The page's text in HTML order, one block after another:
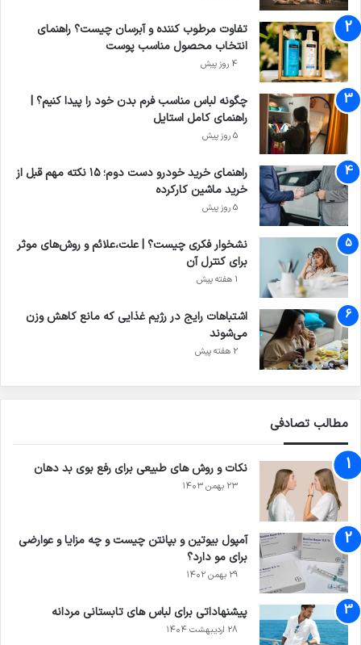
تفاوت مرطوب کننده و آبرسان چیست؟ راهنمای
انتخاب محصول مناسب پوست
4 روز پیش
چگونه لباس مناسب فرم بدن خود را پیدا کنیم؟ |
راهنمای کامل استایل
5 روز پیش
راهنمای خرید خودرو دست دوم؛ ۱۵ نکته مهم قبل از
خرید ماشین کارکرده
5 روز پیش
نشخوار فکری چیست؟ | علت،علائم و روش‌های موثر
برای کنترل آن
1 هفته پیش
اشتباهات رایج در رژیم غذایی که مانع کاهش وزن
می‌شوند
2 هفته پیش
مطالب تصادفی
نکات و روش های طبیعی برای رفع بوی بد دهان
۲۳ بهمن ۱۴۰۳
آمپول بیوتین و بپانتن چیست و چه مزایا و عوارضی
برای مو دارد؟
۲۹ بهمن ۱۴۰۲
پیشنهاداتی برای لباس های تابستانی مردانه
۲۸ اردیبهشت ۱۴۰۴